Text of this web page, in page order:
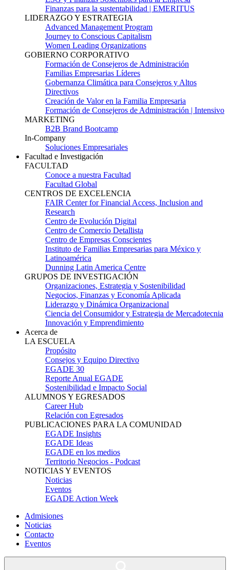
Finanzas para la sustentabilidad | EMERITUS
LIDERAZGO Y ESTRATEGIA
Advanced Management Program
Journey to Conscious Capitalism
Women Leading Organizations
GOBIERNO CORPORATIVO
Formación de Consejeros de Administración
Familias Empresarias Líderes
Gobernanza Climática para Consejeros y Altos
Directivos
Creación de Valor en la Familia Empresaria
Formación de Consejeros de Administración | Intensivo
MARKETING
B2B Brand Bootcamp
In-Company
Soluciones Empresariales
Facultad e Investigación
FACULTAD
Conoce a nuestra Facultad
Facultad Global
CENTROS DE EXCELENCIA
FAIR Center for Financial Access, Inclusion and
Research
Centro de Evolución Digital
Centro de Comercio Detallista
Centro de Empresas Conscientes
Instituto de Familias Empresarias para México y
Latinoamérica
Dunning Latin America Centre
GRUPOS DE INVESTIGACIÓN
Organizaciones, Estrategia y Sostenibilidad
Negocios, Finanzas y Economía Aplicada
Liderazgo y Dinámica Organizacional
Ciencia del Consumidor y Estrategia de Mercadotecnia
Innovación y Emprendimiento
Acerca de
LA ESCUELA
Propósito
Consejos y Equipo Directivo
EGADE 30
Reporte Anual EGADE
Sostenibilidad e Impacto Social
ALUMNOS Y EGRESADOS
Career Hub
Relación con Egresados
PUBLICACIONES PARA LA COMUNIDAD
EGADE Insights
EGADE Ideas
EGADE en los medios
Territorio Negocios - Podcast
NOTICIAS Y EVENTOS
Noticias
Eventos
EGADE Action Week
Admisiones
Noticias
Contacto
Eventos